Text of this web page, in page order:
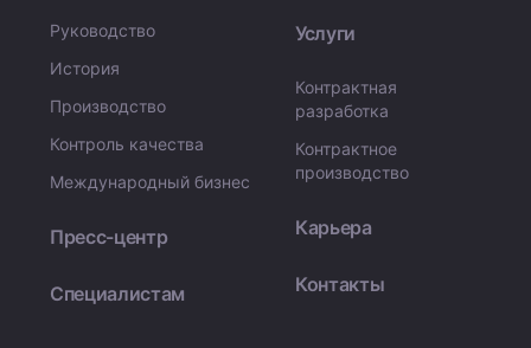
Руководство
История
Производство
Контроль качества
Международный бизнес
Пресс-центр
Специалистам
Услуги
Контрактная
разработка
Контрактное
производство
Карьера
Контакты